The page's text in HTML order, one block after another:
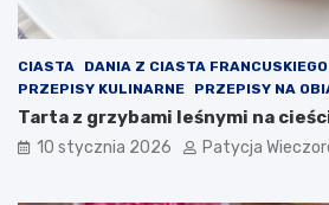
CIASTA DANIA Z CIASTA FRANCUSKIEGO
PRZEPISY KULINARNE
PRZEPISY NA
Tarta z grzybami leśnymi na
10 stycznia 2026 Patycja